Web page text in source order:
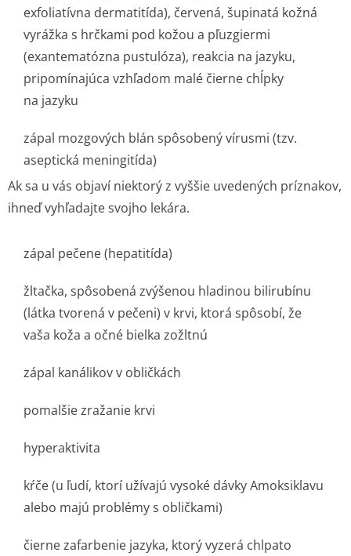
exfoliatívna dermatitída), červená, šupinatá kožná
vyrážka s hrčkami pod kožou a pľuzgiermi
(exantematózna pustulóza), reakcia na jazyku,
pripomínajúca vzhľadom malé čierne chĺpky
na jazyku
zápal mozgových blán spôsobený vírusmi (tzv.
aseptická meningitída)
Ak sa u vás objaví niektorý z vyššie uvedených príznakov,
ihneď vyhľadajte svojho lekára.
zápal pečene (hepatitída)
žltačka, spôsobená zvýšenou hladinou bilirubínu
(látka tvorená v pečeni) v krvi, ktorá spôsobí, že
vaša koža a očné bielka zožltnú
zápal kanálikov v obličkách
pomalšie zražanie krvi
hyperaktivita
kŕče (u ľudí, ktorí užívajú vysoké dávky Amoksiklavu
alebo majú problémy s obličkami)
čierne zafarbenie jazyka, ktorý vyzerá chlpato